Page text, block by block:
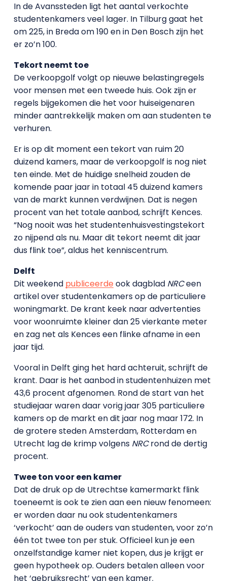
In de Avanssteden ligt het aantal verkochte
studentenkamers veel lager. In Tilburg gaat het
om 225, in Breda om 190 en in Den Bosch zijn het
er zo’n 100.
Tekort neemt toe
De verkoopgolf volgt op nieuwe belastingregels
voor mensen met een tweede huis. Ook zijn er
regels bijgekomen die het voor huiseigenaren
minder aantrekkelijk maken om aan studenten te
verhuren.
Er is op dit moment een tekort van ruim 20
duizend kamers, maar de verkoopgolf is nog niet
ten einde. Met de huidige snelheid zouden de
komende paar jaar in totaal 45 duizend kamers
van de markt kunnen verdwijnen. Dat is negen
procent van het totale aanbod, schrijft Kences.
“Nog nooit was het studentenhuisvestingstekort
zo nijpend als nu. Maar dit tekort neemt dit jaar
dus flink toe”, aldus het kenniscentrum.
Delft
Dit weekend publiceerdeook dagblad NRCeen
artikel over studentenkamers op de particuliere
woningmarkt. De krant keek naar advertenties
voor woonruimte kleiner dan 25 vierkante meter
en zag net als Kences een flinke afname in een
jaar tijd.
Vooral in Delft ging het hard achteruit, schrijft de
krant. Daar is het aanbod in studentenhuizen met
43,6 procent afgenomen. Rond de start van het
studiejaar waren daar vorig jaar 305 particuliere
kamers op de markt en dit jaar nog maar 172. In
de grotere steden Amsterdam, Rotterdam en
Utrecht lag de krimp volgens NRCrond de dertig
procent.
Twee ton voor een kamer
Dat de druk op de Utrechtse kamermarkt flink
toeneemt is ook te zien aan een nieuw fenomeen:
er worden daar nu ook studentenkamers
‘verkocht’ aan de ouders van studenten, voor zo’n
één tot twee ton per stuk. Officieel kun je een
onzelfstandige kamer niet kopen, dus je krijgt er
geen hypotheek op. Ouders betalen alleen voor
het ‘gebruiksrecht’ van een kamer.